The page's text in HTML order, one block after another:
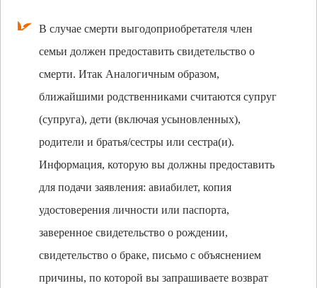
В случае смерти выгодоприобретателя член
семьи должен предоставить свидетельство о
смерти. Итак Аналогичным образом,
ближайшими родственниками считаются супруг
(супруга), дети (включая усыновленных),
родители и братья/сестры или сестра(и).
Информация, которую вы должны предоставить
для подачи заявления: авиабилет, копия
удостоверения личности или паспорта,
заверенное свидетельство о рождении,
свидетельство о браке, письмо с объяснением
причины, по которой вы запрашиваете возврат